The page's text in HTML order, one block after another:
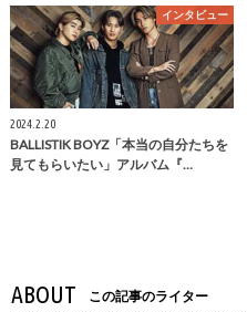
インタビュー
2024.2.20
BALLISTIK BOYZ「本当の自分たちを
見てもらいたい」アルバム『…
ABOUT この記事のライター